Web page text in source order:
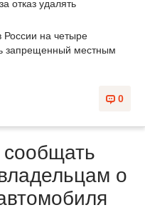
на четыре
запрещенный местным
0
сообщать
о